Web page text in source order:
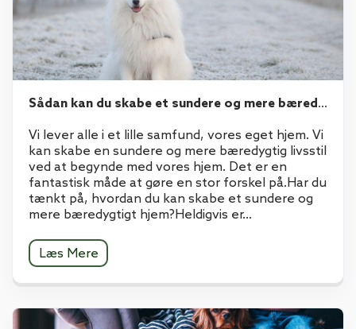
Sådan kan du skabe et sundere og mere bæredygtigt hjem
Vi lever alle i et lille samfund, vores eget hjem. Vi
kan skabe en sundere og mere bæredygtig livsstil
ved at begynde med vores hjem. Det er en
fantastisk måde at gøre en stor forskel på.Har du
tænkt på, hvordan du kan skabe et sundere og
mere bæredygtigt hjem?Heldigvis er...
Læs Mere